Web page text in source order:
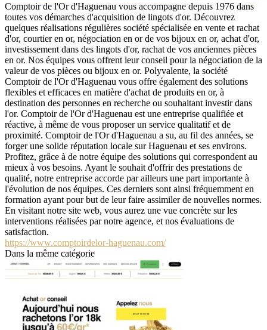
Comptoir de l'Or d'Haguenau vous accompagne depuis 1976 dans
toutes vos démarches d'acquisition de lingots d'or. Découvrez
quelques réalisations régulières société spécialisée en vente et rachat
d'or, courtier en or, négociation en or de vos bijoux en or, achat d'or,
investissement dans des lingots d'or, rachat de vos anciennes pièces
en or. Nos équipes vous offrent leur conseil pour la négociation de la
valeur de vos pièces ou bijoux en or. Polyvalente, la société
Comptoir de l'Or d'Haguenau vous offre également des solutions
flexibles et efficaces en matière d'achat de produits en or, à
destination des personnes en recherche ou souhaitant investir dans
l'or. Comptoir de l'Or d'Haguenau est une entreprise qualifiée et
réactive, à même de vous proposer un service qualitatif et de
proximité. Comptoir de l'Or d'Haguenau a su, au fil des années, se
forger une solide réputation locale sur Haguenau et ses environs.
Profitez, grâce à de notre équipe des solutions qui correspondent au
mieux à vos besoins. Ayant le souhait d'offrir des prestations de
qualité, notre entreprise accorde par ailleurs une part importante à
l'évolution de nos équipes. Ces derniers sont ainsi fréquemment en
formation ayant pour but de leur faire assimiler de nouvelles normes.
En visitant notre site web, vous aurez une vue concrète sur les
interventions réalisées par notre agence, et nos évaluations de
satisfaction.
https://www.comptoirdelor-haguenau.com/
Dans la même catégorie